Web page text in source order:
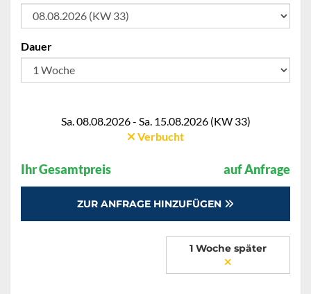
Dauer
Sa. 08.08.2026 - Sa. 15.08.2026 (KW 33)
Verbucht
Ihr Gesamtpreis auf Anfrage
ZUR ANFRAGE HINZUFÜGEN
1 Woche später